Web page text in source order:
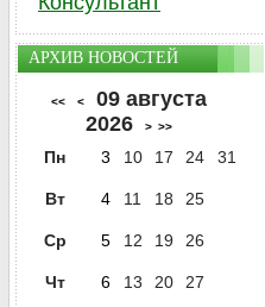
АРХИВ НОВОСТЕЙ
<< <
09 августа
2026
> >>
Пн 3 10 17 24 31
Вт 4 11 18 25
Ср 5 12 19 26
Чт 6 13 20 27